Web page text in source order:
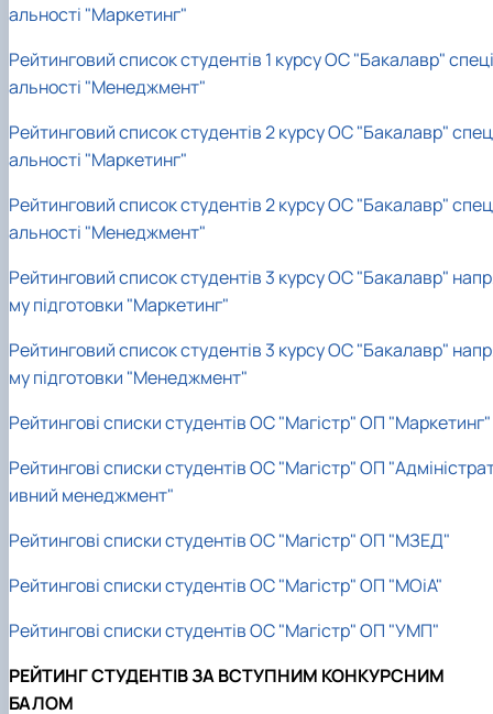
альності "Маркетинг"
Рейтинговий список студентів 1 курсу ОС "Бакалавр" спеці
альності "Менеджмент"
Рейтинговий список студентів 2 курсу ОС "Бакалавр"
альності "Маркетинг"
Рейтинговий список студентів 2 курсу ОС "Бакалавр"
альності "Менеджмент"
Рейтинговий список студентів 3 курсу ОС "Бакалавр"
му підготовки "Маркетинг"
Рейтинговий список студентів 3 курсу ОС "Бакалавр"
му підготовки "Менеджмент"
Рейтингові списки студентів ОС "Магістр" ОП "Маркетинг"
Рейтингові списки студентів ОС "Магістр" ОП
ивний менеджмент"
Рейтингові списки студентів ОС "Магістр" ОП "МЗЕД"
Рейтингові списки студентів ОС "Магістр" ОП "МОіА"
Рейтингові списки студентів ОС "Магістр" ОП "УМП"
РЕЙТИНГ СТУДЕНТІВ ЗА ВСТУПНИМ КОНКУРСНИМ
БАЛОМ